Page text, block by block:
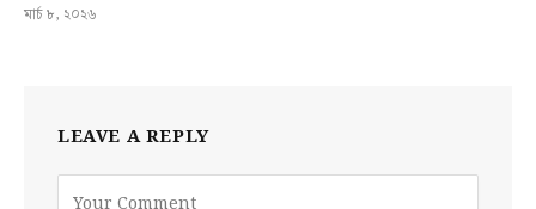
মার্চ ৮, ২০২৬
LEAVE A REPLY